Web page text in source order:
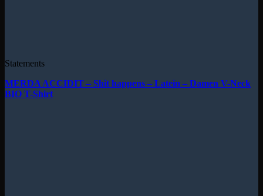
Statements
MERDA ACCIDIT – Shit happens – Latein – Damen V-Neck
BIO T-Shirt